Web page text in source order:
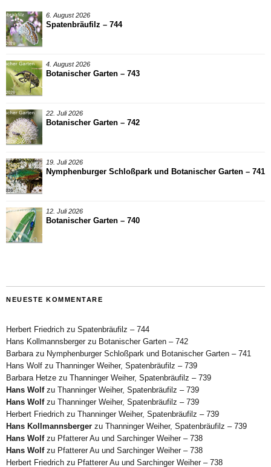
6. August 2026
Spatenbräufilz – 744
4. August 2026
Botanischer Garten – 743
22. Juli 2026
Botanischer Garten – 742
19. Juli 2026
Nymphenburger Schloßpark und Botanischer Garten – 741
12. Juli 2026
Botanischer Garten – 740
NEUESTE KOMMENTARE
Herbert Friedrich zu Spatenbräufilz – 744
Hans Kollmannsbergerzu Botanischer Garten – 742
Barbarazu Nymphenburger Schloßpark und Botanischer Garten – 741
Hans Wolf zu Thanninger Weiher, Spatenbräufilz – 739
Barbara Hetze zu Thanninger Weiher, Spatenbräufilz – 739
Hans Wolfzu Thanninger Weiher, Spatenbräufilz – 739
Hans Wolfzu Thanninger Weiher, Spatenbräufilz – 739
Herbert Friedrich zu Thanninger Weiher, Spatenbräufilz – 739
Hans Kollmannsberger zu Thanninger Weiher, Spatenbräufilz – 739
Hans Wolfzu Pfatterer Au und Sarchinger Weiher – 738
Hans Wolfzu Pfatterer Au und Sarchinger Weiher – 738
Herbert Friedrich zu Pfatterer Au und Sarchinger Weiher – 738